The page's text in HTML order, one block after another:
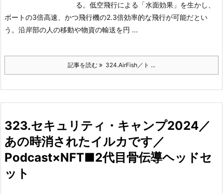
る。低空飛行による「水面効果」を生かし、
ボートの3倍高速、かつ飛行機の2.3倍効率的な飛行が可能だとい
う。沿岸部の人の移動や物資の輸送を円 ...
記事を読む 324.AirFish／ト ...
323.セキュリティ・キャンプ2024／
あの時消されたイルカです／
Podcast×NFT■2代目骨伝導ヘッドセ
ット